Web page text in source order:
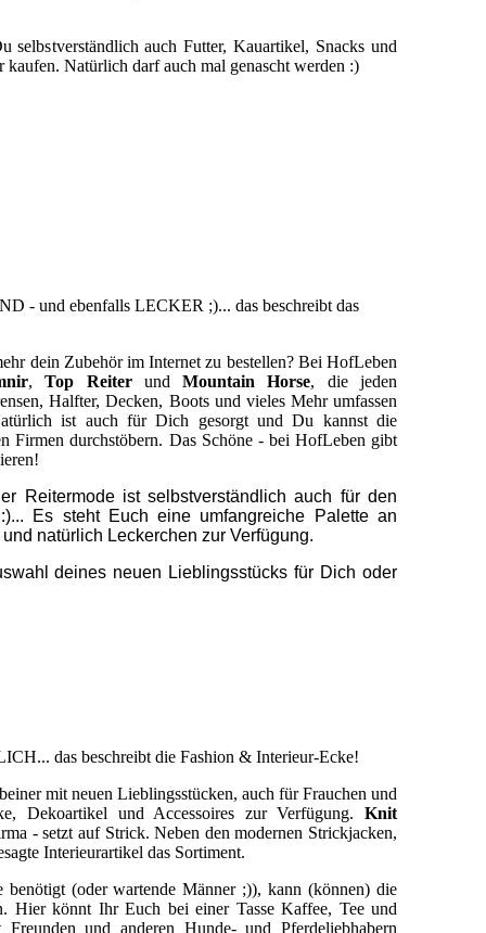
selbstverständlich auch Futter, Kauartikel, Snacks und
Natürlich darf auch mal genascht werden :)
- und ebenfalls LECKER ;)... das beschreibt das
dein Zubehör im Internet zu bestellen? Bei HofLeben
,Top ReiterundMountain Horse, die jeden
Halfter, Decken, Boots und vieles Mehr umfassen
ist auch für Dich gesorgt und Du kannst die
Firmen durchstöbern. Das Schöne - bei HofLeben gibt
Reitermode ist selbstverständlich auch für den
Es steht Euch eine umfangreiche Palette an
natürlich Leckerchen zur Verfügung.
deines neuen Lieblingsstücks für Dich oder
... das beschreibt die Fashion & Interieur-Ecke!
mit neuen Lieblingsstücken, auch für Frauchen und
Dekoartikel und Accessoires zur Verfügung.
Knit
- setzt auf Strick. Neben den modernen Strickjacken,
Interieurartikel das Sortiment.
benötigt (oder wartende Männer ;)), kann (können) die
Hier könnt Ihr Euch bei einer Tasse Kaffee, Tee und
und anderen Hunde- und Pferdeliebhabern